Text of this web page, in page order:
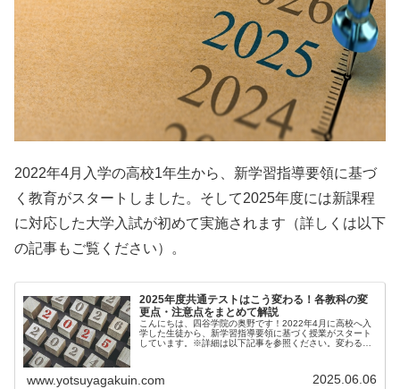
2022年4月入学の高校1年生から、新学習指導要領に基づ
く教育がスタートしました。そして2025年度には新課程
に対応した大学入試が初めて実施されます（詳しくは以下
の記事もご覧ください）。
2025年度共通テストはこう変わる！各教科の変
更点・注意点をまとめて解説
こんにちは、四谷学院の奥野です！2022年4月に高校へ入
学した生徒から、新学習指導要領に基づく授業がスタート
しています。※詳細は以下記事を参照ください。変わる
www.yotsuyagakuin.com 2025.06.06